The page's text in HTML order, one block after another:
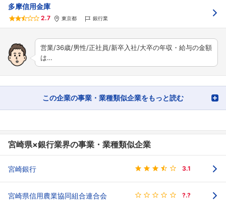
多摩信用金庫
2.7 東京都 銀行業
営業/36歳/男性/正社員/新卒入社/大卒の年収・給与の金額
は…
この企業の事業・業種類似企業をもっと読む
宮崎県×銀行業界の事業・業種類似企業
宮崎銀行 3.1
宮崎県信用農業協同組合連合会 ?.?